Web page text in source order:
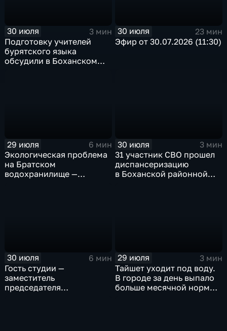
30 июля
3 мин
Подготовку учителей
бурятского языка
обсудили в Боханском
30 июля
23 мин
Эфир от 30.07.2026 (11:30)
29 июля
6 мин
Экологическая проблема
на Братском
водохранилище —
30 июля
3 мин
31 участник СВО прошел
диспансеризацию
в Боханской районной
30 июля
6 мин
Гость студии —
заместитель
председателя
29 июля
3 мин
Тайшет уходит под воду.
В городе за день выпало
больше месячной нормы